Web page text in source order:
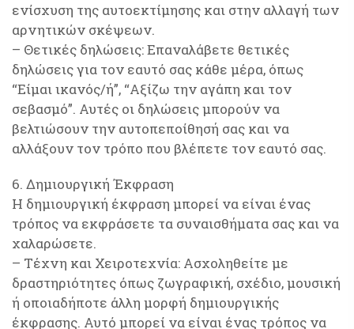
ενίσχυση της αυτοεκτίμησης και στην αλλαγή των
αρνητικών σκέψεων.
– Θετικές δηλώσεις: Επαναλάβετε θετικές
δηλώσεις για τον εαυτό σας κάθε μέρα, όπως
“Είμαι ικανός/ή”, “Αξίζω την αγάπη και τον
σεβασμό”. Αυτές οι δηλώσεις μπορούν να
βελτιώσουν την αυτοπεποίθησή σας και να
αλλάξουν τον τρόπο που βλέπετε τον εαυτό σας.
6. Δημιουργική Έκφραση
Η δημιουργική έκφραση μπορεί να είναι ένας
τρόπος να εκφράσετε τα συναισθήματα σας και να
χαλαρώσετε.
– Τέχνη και Χειροτεχνία: Ασχοληθείτε με
δραστηριότητες όπως ζωγραφική, σχέδιο, μουσική
ή οποιαδήποτε άλλη μορφή δημιουργικής
έκφρασης. Αυτό μπορεί να είναι ένας τρόπος να